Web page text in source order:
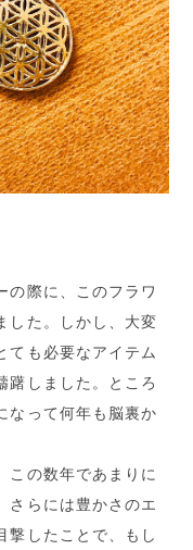
の際に、このフラワ
した。しかし、大変
ても必要なアイテム
躇しました。ところ
なって何年も脳裏か
この数年であまりに
さらには豊かさのエ
撃したことで、もし